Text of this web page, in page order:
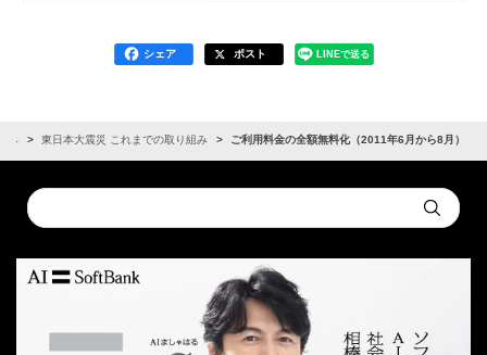
シェア ポスト LINEで送る
み 東日本大震災 これまでの取り組み ご利用料金の全額無料化（2011年6月から8月）
Conduct
a
Submit